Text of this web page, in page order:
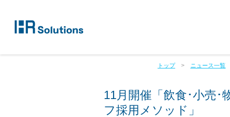
トップ ニュース一覧
11月開催「飲食･小売･
フ採用メソッド」